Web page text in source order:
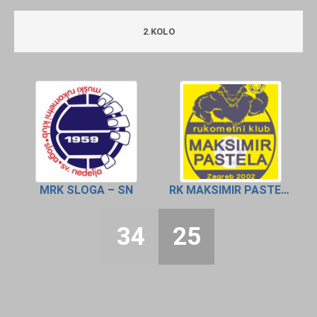
2.KOLO
MRK SLOGA – SN RK MAKSIMIR PASTELA 2
34 25